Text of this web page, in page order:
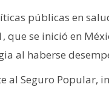
públicas en
que se inició en
al haberse
al Seguro Popular,